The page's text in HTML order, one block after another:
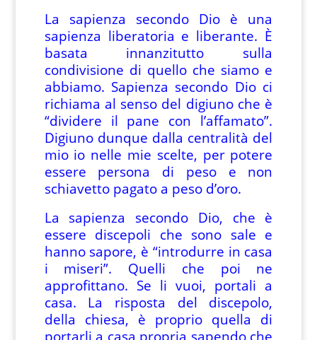
La sapienza secondo Dio è una
sapienza liberatoria e liberante. È
basata innanzitutto sulla
condivisione di quello che siamo e
abbiamo. Sapienza secondo Dio ci
richiama al senso del digiuno che è
“dividere il pane con l’affamato”.
Digiuno dunque dalla centralità del
mio io nelle mie scelte, per potere
essere persona di peso e non
schiavetto pagato a peso d’oro.
La sapienza secondo Dio, che è
essere discepoli che sono sale e
hanno sapore, è “introdurre in casa
i miseri”. Quelli che poi ne
approfittano. Se li vuoi, portali a
casa. La risposta del discepolo,
della chiesa, è proprio quella di
portarli a casa propria sapendo che